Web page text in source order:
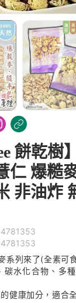
餅乾樹
仁 爆糙
非油炸
系列來了(全素可
碳水化合物、多
健康加分，適合